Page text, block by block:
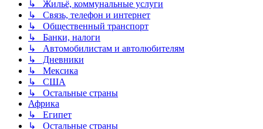
↳ Жильё, коммунальные услуги
↳ Связь, телефон и интернет
↳ Общественный транспорт
↳ Банки, налоги
↳ Автомобилистам и автолюбителям
↳ Дневники
↳ Мексика
↳ США
↳ Остальные страны
Африка
↳ Египет
↳ Остальные страны